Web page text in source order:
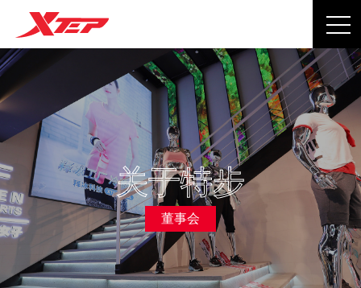
关于特步
董事会